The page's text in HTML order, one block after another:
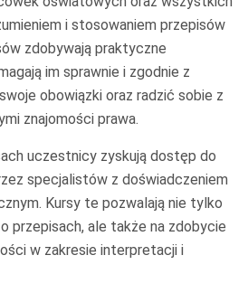
i stosowaniem przepisów
zdobywają praktyczne
im sprawnie i zgodnie z
obowiązki oraz radzić sobie z
znajomości prawa.
uczestnicy zyskują dostęp do
specjalistów z doświadczeniem
Kursy te pozwalają nie tylko
przepisach, ale także na zdobycie
w zakresie interpretacji i